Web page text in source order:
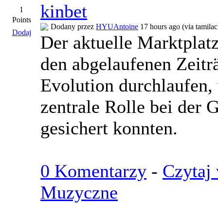
1
Points
Dodaj
kinbet
Dodany przez HYUAntoine 17 hours ago (via
Der aktuelle
den abgelaufenen
Evolution
zentrale Rolle bei der
gesichert konnten.
0 Komentarzy - Czytaj
Muzyczne